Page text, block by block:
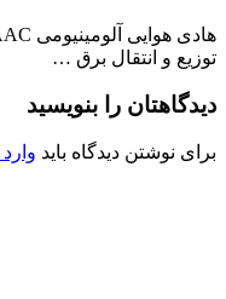
توزیع و انتقال برق …
دیدگاهتان را بنویسید
برای نوشتن دیدگاه باید